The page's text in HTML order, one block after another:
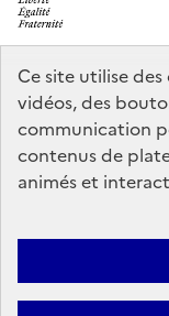
Ce site utilise
vidéos, des
communication
contenus de
animés et
legifrance.gouv.fr
service-
Accessibilité :